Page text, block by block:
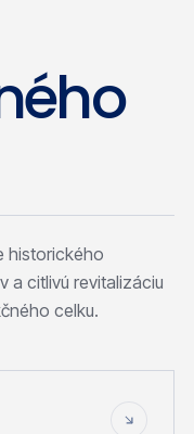
historického
a citlivú revitalizáciu
celku.